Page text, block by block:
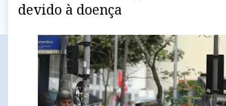
devido à doença